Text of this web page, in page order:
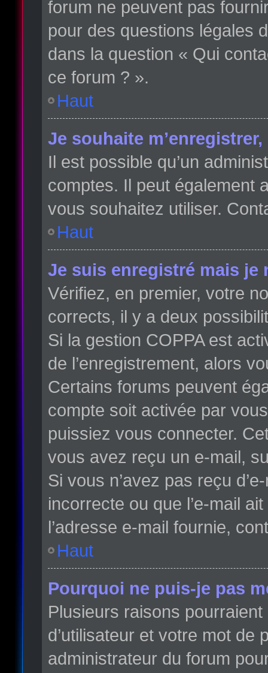
forum ne peuvent pas
pour des questions légales
dans la question « Qui
ce forum ? ».
Haut
Je souhaite
Il est possible qu’un
comptes. Il peut également
vous souhaitez utiliser.
Haut
Je suis enregistré mais je
Vérifiez, en premier, votre
corrects, il y a deux
Si la gestion COPPA est
de l’enregistrement, alors
Certains forums peuvent
compte soit activée par
puissiez vous connecter.
vous avez reçu un e-mail,
Si vous n’avez pas reçu
incorrecte ou que l’e-mail
l’adresse e-mail fournie,
Haut
Pourquoi ne puis-je pas
Plusieurs raisons
d’utilisateur et votre mot de
administrateur du forum